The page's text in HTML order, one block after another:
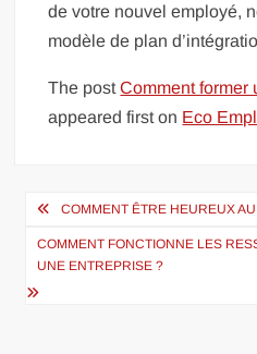
de votre nouvel employé,
modèle de plan
The postComment former
appeared first on Eco
Navigation
de
l’article
COMMENT ÊTRE HEUREUX
COMMENT FONCTIONNE LES
UNE ENTREPRISE ?